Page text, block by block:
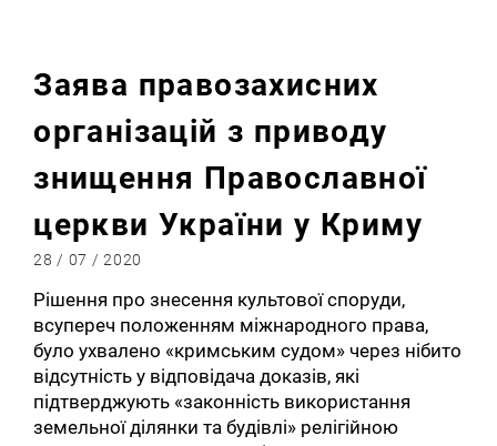
Заява правозахисних
організацій з приводу
знищення Православної
церкви України у Криму
28 / 07 / 2020
Рішення про знесення культової споруди,
всупереч положенням міжнародного права,
було ухвалено «кримським судом» через нібито
відсутність у відповідача доказів, які
підтверджують «законність використання
земельної ділянки та будівлі» релігійною